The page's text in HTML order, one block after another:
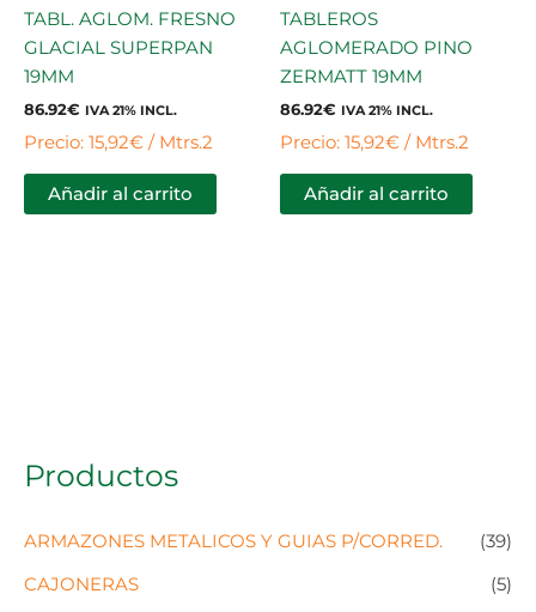
Productos
ARMAZONES METALICOS Y GUIAS P/CORRED.
(39)
CAJONERAS
(5)
TABL. AGLOM. FRESNO
GLACIAL SUPERPAN
19MM
86.92€ IVA 21% INCL.
Precio: 15,92€ / Mtrs.2
Añadir al carrito
TABLEROS
AGLOMERADO PINO
ZERMATT 19MM
86.92€ IVA 21% INCL.
Precio: 15,92€ / Mtrs.2
Añadir al carrito